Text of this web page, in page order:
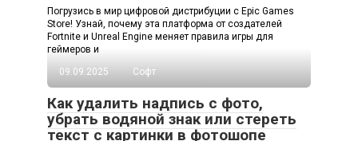
Погрузись в мир цифровой дистрибуции с Epic Games
Store! Узнай, почему эта платформа от создателей
Fortnite и Unreal Engine меняет правила игры для
геймеров и
09.09.2025
Софт
Как удалить надпись с фото,
убрать водяной знак или стереть
текст с картинки в фотошопе